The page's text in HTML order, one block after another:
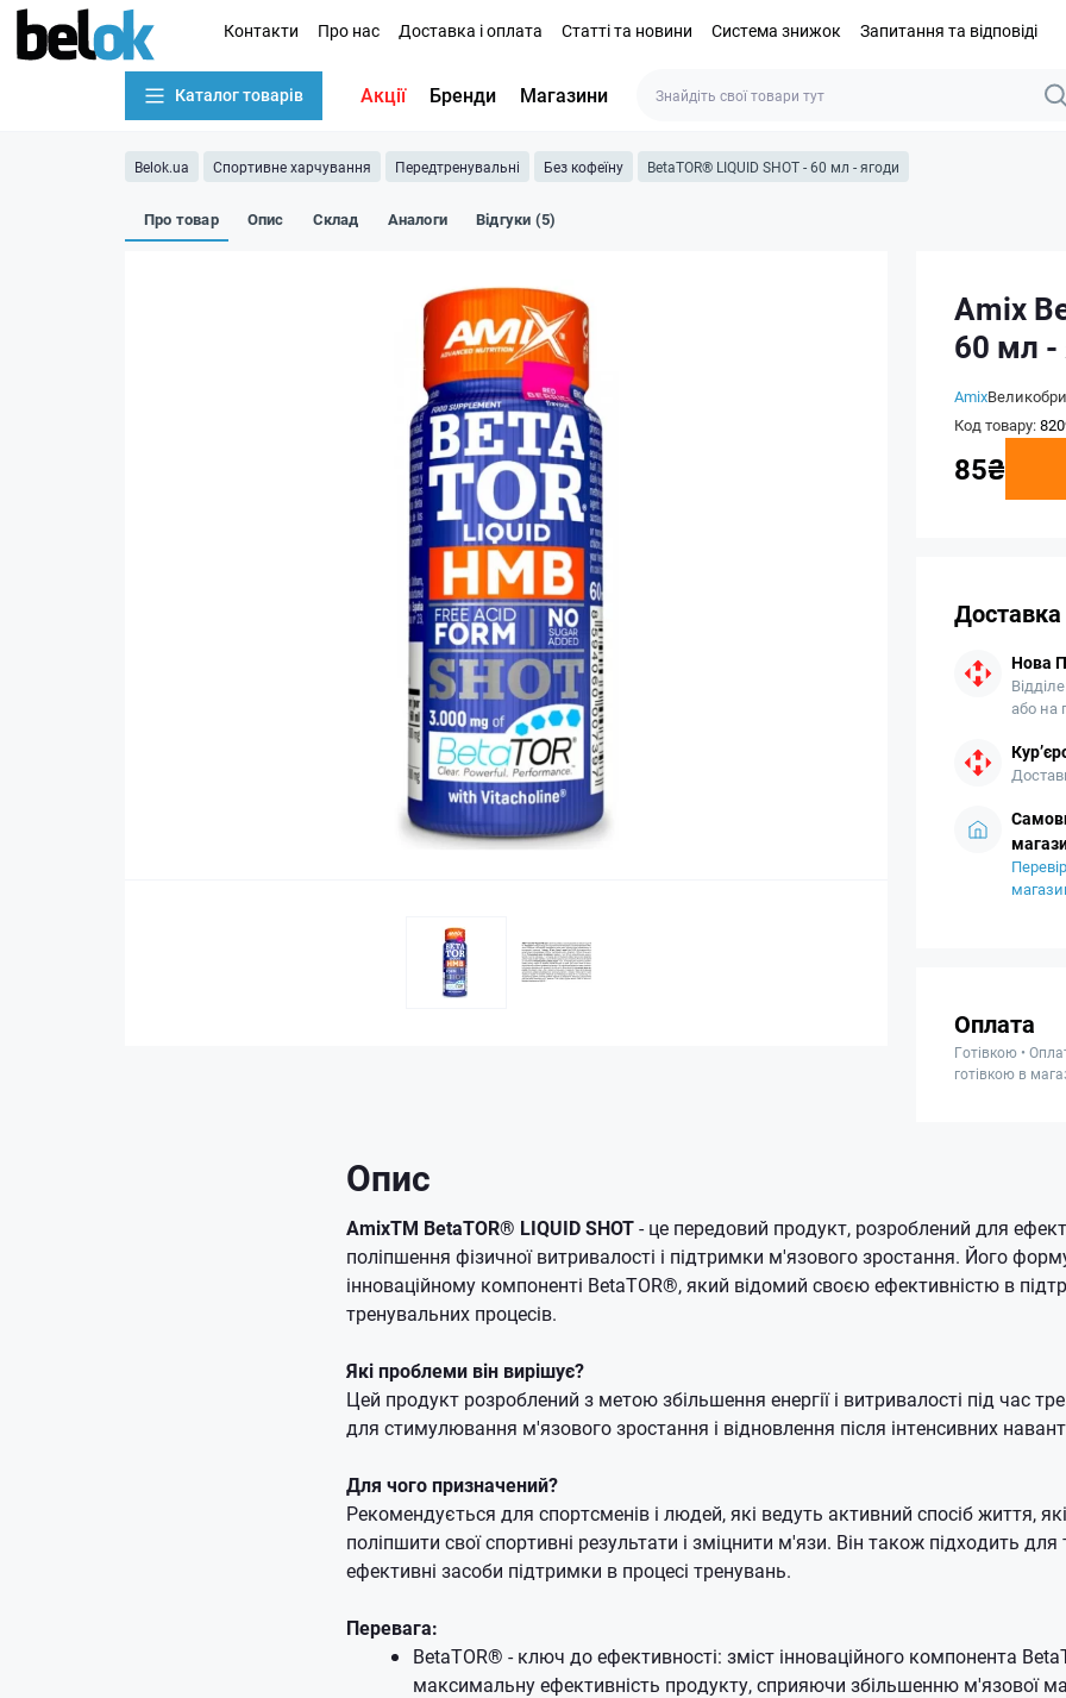
Контакти Про нас Доставка і оплата Статті та новини Система знижок Запитання та відповіді
Каталог товарів Акції Бренди Магазини
Belok.ua Спортивне харчування Передтренувальні Без кофеїну BetaTOR® LIQUID SHOT - 60 мл - ягоди
Про товар Опис Склад Аналоги Відгуки (5)
Amix
60 мл -
Amix
Код товару:
85₴
Доставка
Нова
або на
Оплата
Готівкою •
готівкою в
Опис
AmixTM BetaTOR® LIQUID SHOT- це передовий продукт, розроблений для
поліпшення фізичної витривалості і підтримки м'язового зростання. Його
інноваційному компоненті BetaTOR®, який відомий своєю ефективністю в
тренувальних процесів.
Які проблеми він вирішує?
Цей продукт розроблений з метою збільшення енергії і витривалості під час
для стимулювання м'язового зростання і відновлення після інтенсивних
Для чого призначений?
Рекомендується для спортсменів і людей, які ведуть активний спосіб життя,
поліпшити свої спортивні результати і зміцнити м'язи. Він також підходить
ефективні засоби підтримки в процесі тренувань.
Перевага:
BetaTOR® - ключ до ефективності: зміст інноваційного компонента
максимальну ефективність продукту, сприяючи збільшенню м'язової